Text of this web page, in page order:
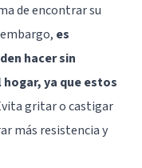
de encontrar su
es
hacer sin
ya que estos
gritar o castigar
más resistencia y